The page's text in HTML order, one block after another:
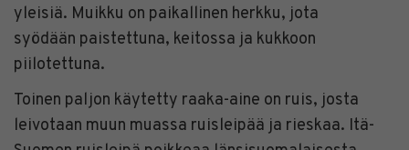
yleisiä. Muikku on paikallinen herkku, jota
syödään paistettuna, keitossa ja kukkoon
piilotettuna.
Toinen paljon käytetty raaka-aine on ruis, josta
leivotaan muun muassa ruisleipää ja rieskaa. Itä-